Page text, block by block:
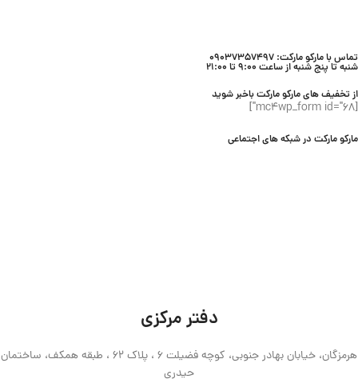
تماس با مارکو مارکت: 09037357497
شنبه تا پنج شنبه از ساعت 9:00 تا 21:00
از تخفیف های مارکو مارکت باخبر شوید
[mc4wp_form id="68"]
مارکو مارکت در شبکه های اجتماعی
دفتر مرکزی
هرمزگان، خیابان بهادر جنوبی، کوچه فضیلت 6 ، پلاک 62 ، طبقه همکف، ساختمان
حیدری